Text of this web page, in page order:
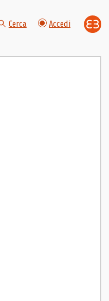
Cerca Accedi